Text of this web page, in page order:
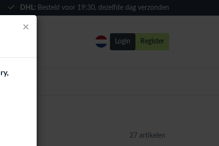
DHL: Besteld voor 19:30, dezelfde dag verzonden
Login Register
27 artikelen
×